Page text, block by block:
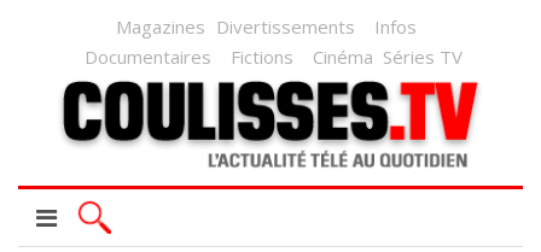
Magazines Divertissements
Infos
Documentaires
Fictions Cinéma Séries TV